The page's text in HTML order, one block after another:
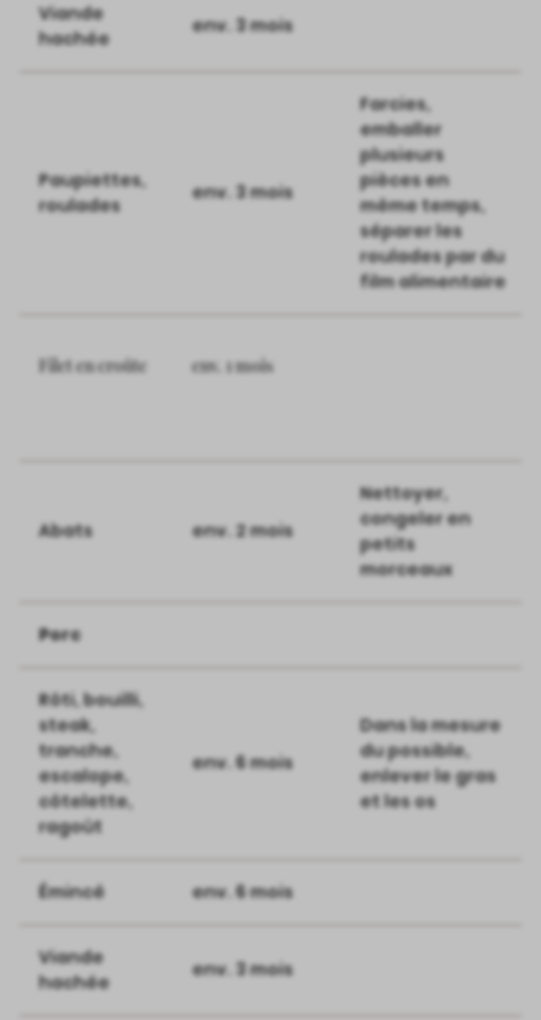
Viande
hachée
env. 3 mois
Paupiettes,
roulades
env. 3 mois
Farcies,
emballer
plusieurs
pièces en
même temps,
séparer les
roulades par du
film alimentaire
Filet en croûte env. 1 mois
Abats env. 2 mois
Nettoyer,
congeler en
petits
morceaux
Porc
Rôti, bouilli,
steak,
tranche,
escalope,
côtelette,
ragoût
env. 6 mois
Dans la mesure
du possible,
enlever le gras
et les os
Émincé env. 6 mois
Viande
hachée
env. 3 mois